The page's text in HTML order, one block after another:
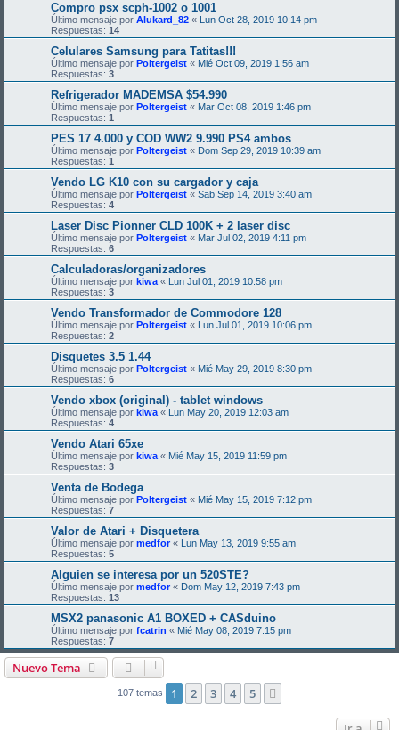
Compro psx scph-1002 o 1001
Último mensaje por Alukard_82 « Lun Oct 28, 2019 10:14 pm
Respuestas: 14
Celulares Samsung para Tatitas!!!
Último mensaje por Poltergeist « Mié Oct 09, 2019 1:56 am
Respuestas: 3
Refrigerador MADEMSA $54.990
Último mensaje por Poltergeist « Mar Oct 08, 2019 1:46 pm
Respuestas: 1
PES 17 4.000 y COD WW2 9.990 PS4 ambos
Último mensaje por Poltergeist « Dom Sep 29, 2019 10:39 am
Respuestas: 1
Vendo LG K10 con su cargador y caja
Último mensaje por Poltergeist « Sab Sep 14, 2019 3:40 am
Respuestas: 4
Laser Disc Pionner CLD 100K + 2 laser disc
Último mensaje por Poltergeist « Mar Jul 02, 2019 4:11 pm
Respuestas: 6
Calculadoras/organizadores
Último mensaje por kiwa « Lun Jul 01, 2019 10:58 pm
Respuestas: 3
Vendo Transformador de Commodore 128
Último mensaje por Poltergeist « Lun Jul 01, 2019 10:06 pm
Respuestas: 2
Disquetes 3.5 1.44
Último mensaje por Poltergeist « Mié May 29, 2019 8:30 pm
Respuestas: 6
Vendo xbox (original) - tablet windows
Último mensaje por kiwa « Lun May 20, 2019 12:03 am
Respuestas: 4
Vendo Atari 65xe
Último mensaje por kiwa « Mié May 15, 2019 11:59 pm
Respuestas: 3
Venta de Bodega
Último mensaje por Poltergeist « Mié May 15, 2019 7:12 pm
Respuestas: 7
Valor de Atari + Disquetera
Último mensaje por medfor« Lun May 13, 2019 9:55 am
Respuestas: 5
Alguien se interesa por un 520STE?
Último mensaje por medfor« Dom May 12, 2019 7:43 pm
Respuestas: 13
MSX2 panasonic A1 BOXED + CASduino
Último mensaje por fcatrin « Mié May 08, 2019 7:15 pm
Respuestas: 7
Nuevo Tema
107 temas 1 2 3 4 5